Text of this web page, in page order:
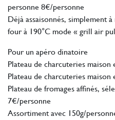
personne 8€/personne
Déjà assaisonnés, simplement
four à 190°C mode « grill air
Pour un apéro dinatoire
Plateau de charcuteries
Plateau de charcuteries
Plateau de fromages affinés,
7€/personne
Assortiment avec 150g/